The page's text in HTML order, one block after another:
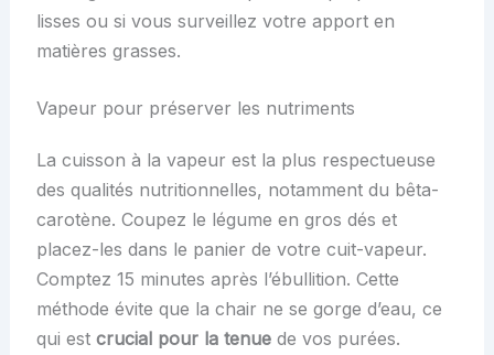
lisses ou si vous surveillez votre apport en
matières grasses.
Vapeur pour préserver les nutriments
La cuisson à la vapeur est la plus respectueuse
des qualités nutritionnelles, notamment du bêta-
carotène. Coupez le légume en gros dés et
placez-les dans le panier de votre cuit-vapeur.
Comptez 15 minutes après l’ébullition. Cette
méthode évite que la chair ne se gorge d’eau, ce
qui est crucial pour la tenuede vos purées.